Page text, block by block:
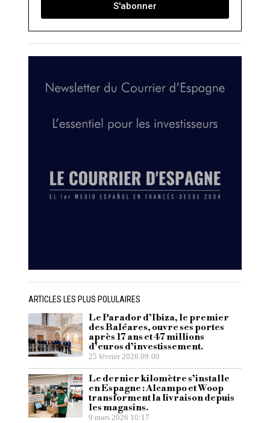
S'abonner
ARTICLES LES PLUS POLULAIRES
Le Parador d’Ibiza, le premier
des Baléares, ouvre ses portes
après 17 ans et 47 millions
d’euros d’investissement.
25 février 2026 09:00
Le dernier kilomètre s’installe
en Espagne : Alcampo et Woop
transforment la livraison depuis
les magasins.
9 mars 2026 10:17